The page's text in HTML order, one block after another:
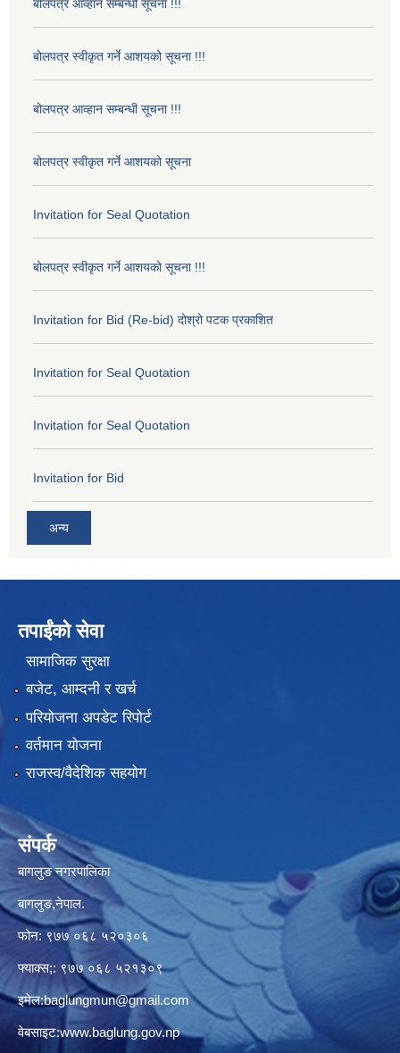
बोलपत्र आव्हान सम्बन्धी सूचना !!!
बोलपत्र स्वीकृत गर्ने आशयको सूचना !!!
बोलपत्र आव्हान सम्बन्धी सूचना !!!
बोलपत्र स्वीकृत गर्ने आशयको सूचना
Invitation for Seal Quotation
बोलपत्र स्वीकृत गर्ने आशयको सूचना !!!
Invitation for Bid (Re-bid) दोश्रो पटक प्रकाशित
Invitation for Seal Quotation
Invitation for Seal Quotation
Invitation for Bid
अन्य
तपाईंको सेवा
सामाजिक सुरक्षा
बजेट, आम्दनी र खर्च
परियोजना अपडेट रिपोर्ट
वर्तमान योजना
राजस्व/वैदेशिक सहयोग
संपर्क
बागलुङ नगरपालिका
बागलुङ,नेपाल.
फोन: ९७७ ०६८ ५२०३०६
फ्याक्स;: ९७७ ०६८ ५२१३०९
इमेल:baglungmun@gmail.com
वेबसाइट:www.baglung.gov.np